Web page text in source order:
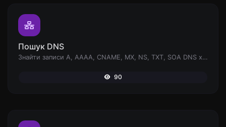
Пошук DNS
Знайти записи A, AAAA, CNAME, MX, NS, TXT, SOA DNS хоста.
90